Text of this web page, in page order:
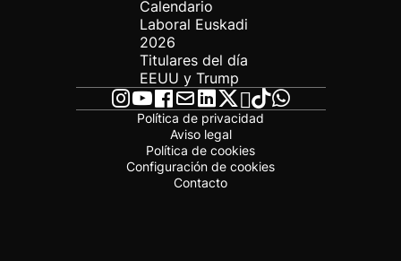
Calendario
Laboral Euskadi
2026
Titulares del día
EEUU y Trump
Política de privacidad
Aviso legal
Política de cookies
Configuración de cookies
Contacto